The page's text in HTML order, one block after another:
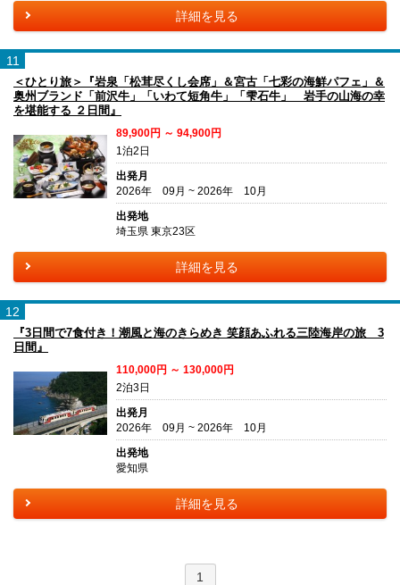
詳細を見る
11
＜ひとり旅＞『岩泉「松茸尽くし会席」＆宮古「七彩の海鮮パフェ」＆
奥州ブランド「前沢牛」「いわて短角牛」「雫石牛」 岩手の山海の幸
を堪能する ２日間』
89,900円 ～ 94,900円
1泊2日
出発月
2026年 09月 ~ 2026年 10月
出発地
埼玉県 東京23区
詳細を見る
12
『3日間で7食付き！潮風と海のきらめき 笑顔あふれる三陸海岸の旅 3
日間』
110,000円 ～ 130,000円
2泊3日
出発月
2026年 09月 ~ 2026年 10月
出発地
愛知県
詳細を見る
1